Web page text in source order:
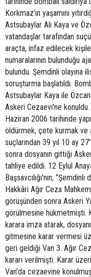
Korkmaz'ın yaşamını
Astsubaylar Ali Kaya ve
vatandaşlar tarafından
araçta, infaz edilecek
numaralarının bulunduğu
bulundu. Şemdinli olayına
soruşturma başlatıldı.
Astsubaylar Kaya ile
Askeri Cezaevi'ne
Haziran 2006 tarihinde
öldürmek, çete kurmak
suçlarından 39 yıl 10 ay
sonra dosyanın gittiği
tahliye edildi. 12 Eylül
Başsavcılığı'nın,
Hakkâri Ağır Ceza
görüşünden sonra Askeri
görülmesine hükmetmişti.
karara imza atarak,
gitmesine karar vermesi
geri geldiği Van 3. Ağır
kararı verilmişti. Karar
Van'da cezaevine